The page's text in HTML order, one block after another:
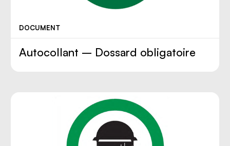
DOCUMENT
Autocollant – Dossard obligatoire